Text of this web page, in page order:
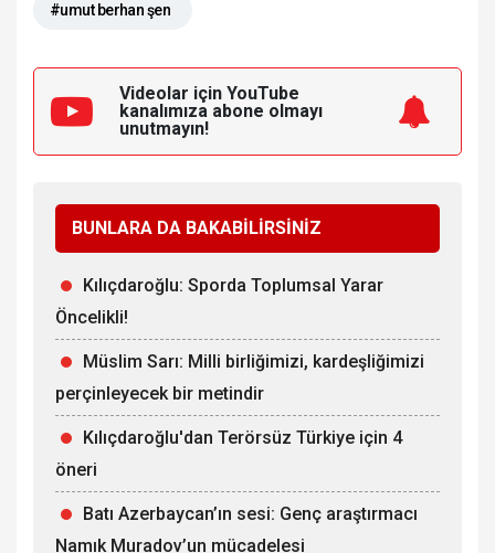
#umut berhan şen
Videolar için YouTube
kanalımıza abone olmayı
unutmayın!
BUNLARA DA BAKABİLİRSİNİZ
Kılıçdaroğlu: Sporda Toplumsal Yarar
Öncelikli!
Müslim Sarı: Milli birliğimizi, kardeşliğimizi
perçinleyecek bir metindir
Kılıçdaroğlu'dan Terörsüz Türkiye için 4
öneri
Batı Azerbaycan’ın sesi: Genç araştırmacı
Namık Muradov’un mücadelesi